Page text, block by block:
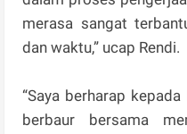
merasa sangat
dan waktu,” ucap Rendi.
“Saya berharap
berbaur bersama